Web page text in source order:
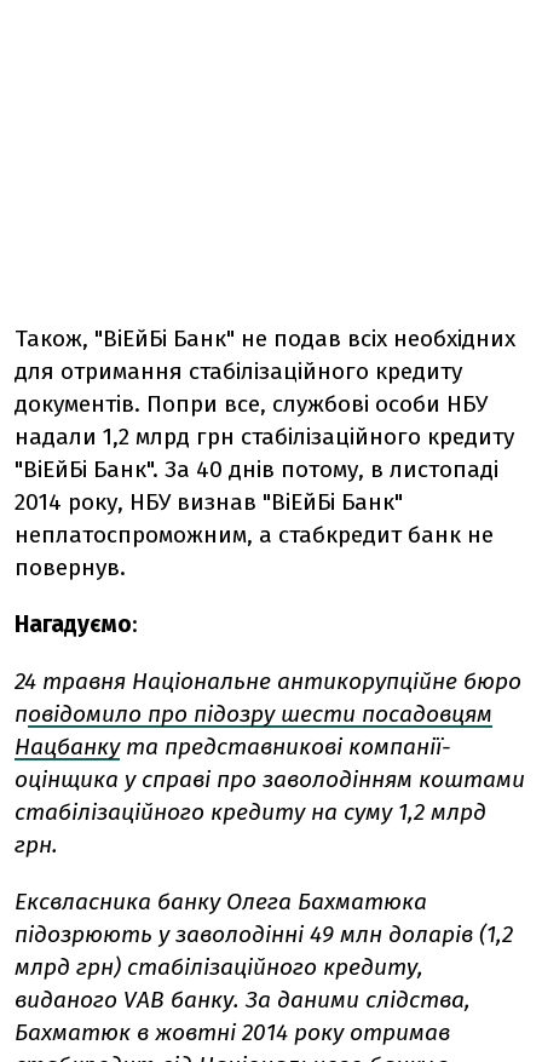
Також, "ВіЕйБі Банк" не подав всіх необхідних
для отримання стабілізаційного кредиту
документів. Попри все, службові особи НБУ
надали 1,2 млрд грн стабілізаційного кредиту
"ВіЕйБі Банк". За 40 днів потому, в листопаді
2014 року, НБУ визнав "ВіЕйБі Банк"
неплатоспроможним, а стабкредит банк не
повернув.
Нагадуємо:
24 травня Національне антикорупційне бюро
повідомило про підозру шести посадовцям
Нацбанкута представникові компанії-
оцінщика у справі про заволодінням коштами
стабілізаційного кредиту на суму 1,2 млрд
грн.
Ексвласника банку Олега Бахматюка
підозрюють у заволодінні 49 млн доларів (1,2
млрд грн) стабілізаційного кредиту,
виданого VAB банку. За даними слідства,
Бахматюк в жовтні 2014 року отримав